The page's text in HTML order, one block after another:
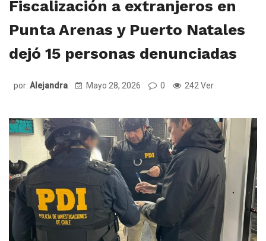
Fiscalización a extranjeros en
Punta Arenas y Puerto Natales
dejó 15 personas denunciadas
por: Alejandra Mayo 28, 2026 0 242 Ver